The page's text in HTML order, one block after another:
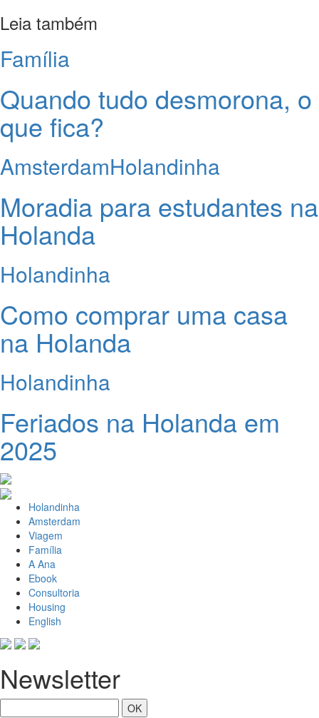
Leia também
Família
Quando tudo desmorona, o
que fica?
AmsterdamHolandinha
Moradia para estudantes na
Holanda
Holandinha
Como comprar uma casa
na Holanda
Holandinha
Feriados na Holanda em
2025
Holandinha
Amsterdam
Viagem
Família
A Ana
Ebook
Consultoria
Housing
English
Newsletter
OK